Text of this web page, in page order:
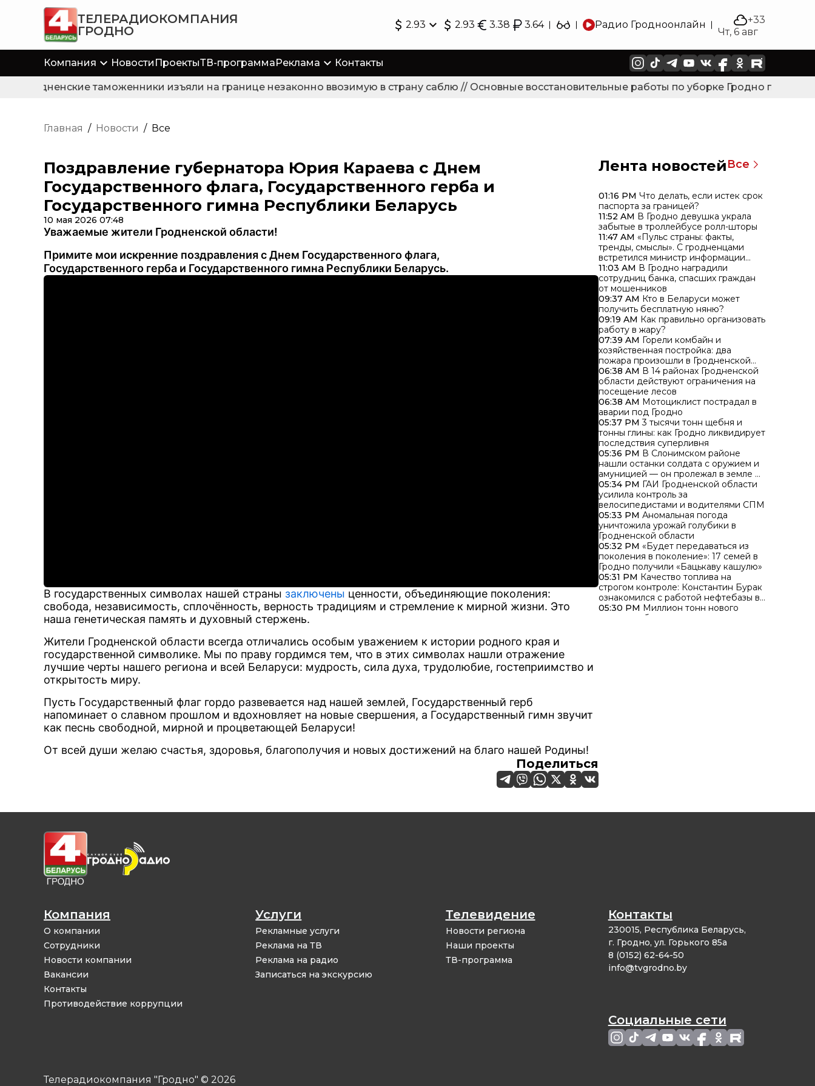
ТЕЛЕРАДИОКОМПАНИЯ
ГРОДНО
2.93 2.93 3.38 3.64 Радио Гродноонлайн
+33
Чт, 6 авг
Компания Новости ПроектыТВ-программаРеклама Контакты
Гродненские таможенники изъяли на границе незаконно ввозимую в страну саблю // Основные восстановительные работы по уборке Гродно
Главная / Новости / Все
Поздравление губернатора Юрия Караева с Днем
Государственного флага, Государственного герба и
Государственного гимна Республики Беларусь
10 мая 2026 07:48
Уважаемые жители Гродненской области!
Примите мои искренние поздравления с Днем Государственного флага,
Государственного герба и Государственного гимна Республики Беларусь.
В государственных символах нашей страны заключены ценности, объединяющие поколения:
свобода, независимость, сплочённость, верность традициям и стремление к мирной жизни. Это
наша генетическая память и духовный стержень.
Жители Гродненской области всегда отличались особым уважением к истории родного края и
государственной символике. Мы по праву гордимся тем, что в этих символах нашли отражение
лучшие черты нашего региона и всей Беларуси: мудрость, сила духа, трудолюбие, гостеприимство и
открытость миру.
Пусть Государственный флаг гордо развевается над нашей землей, Государственный герб
напоминает о славном прошлом и вдохновляет на новые свершения, а Государственный гимн звучит
как песнь свободной, мирной и процветающей Беларуси!
От всей души желаю счастья, здоровья, благополучия и новых достижений на благо нашей Родины!
Поделиться
Лента новостейВсе
01:16 PM Что делать, если истек срок
паспорта за границей?
11:52 AM В Гродно девушка украла
забытые в троллейбусе ролл-шторы
11:47 AM «Пульс страны: факты,
тренды, смыслы». С гродненцами
встретился министр информации
Дмитрий Жук
11:03 AM В Гродно наградили
сотрудниц банка, спасших граждан
от мошенников
09:37 AM Кто в Беларуси может
получить бесплатную няню?
09:19 AM Как правильно организовать
работу в жару?
07:39 AM Горели комбайн и
хозяйственная постройка: два
пожара произошли в Гродненской
области за сутки
06:38 AM В 14 районах Гродненской
области действуют ограничения на
посещение лесов
06:38 AM Мотоциклист пострадал в
аварии под Гродно
05:37 PM 3 тысячи тонн щебня и
тонны глины: как Гродно ликвидирует
последствия суперливня
05:36 PM В Слонимском районе
нашли останки солдата с оружием и
амуницией — он пролежал в земле 85
лет
05:34 PM ГАИ Гродненской области
усилила контроль за
велосипедистами и водителями СПМ
05:33 PM Аномальная погода
уничтожила урожай голубики в
Гродненской области
05:32 PM «Будет передаваться из
поколения в поколение»: 17 семей в
Гродно получили «Бацькаву кашулю»
05:31 PM Качество топлива на
строгом контроле: Константин Бурак
ознакомился с работой нефтебазы в
Гродно
05:30 PM Миллион тонн нового
урожая собрали аграрии в
Компания
О компании
Сотрудники
Новости компании
Вакансии
Контакты
Противодействие коррупции
Услуги
Рекламные услуги
Реклама на ТВ
Реклама на радио
Записаться на экскурсию
Телевидение
Новости региона
Наши проекты
ТВ-программа
Контакты
230015, Республика Беларусь,
г. Гродно, ул. Горького 85а
8 (0152) 62-64-50
info@tvgrodno.by
Социальные сети
Телерадиокомпания "Гродно" © 2026